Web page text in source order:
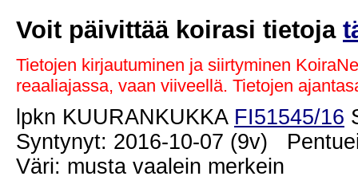
Voit päivittää koirasi tietoja
Tietojen kirjautuminen ja siirtyminen
reaaliajassa, vaan viiveellä. Tietojen
lpkn KUURANKUKKA FI51545/16
Syntynyt: 2016-10-07 (9v)
Väri: musta vaalein merkein